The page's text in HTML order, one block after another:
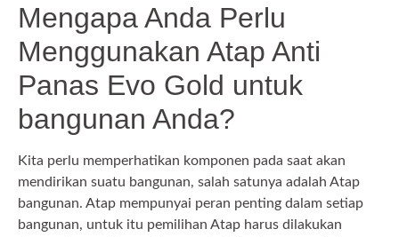
Mengapa Anda Perlu
Menggunakan Atap Anti
Panas Evo Gold untuk
bangunan Anda?
Kita perlu memperhatikan komponen pada saat akan
mendirikan suatu bangunan, salah satunya adalah Atap
bangunan. Atap mempunyai peran penting dalam setiap
bangunan, untuk itu pemilihan Atap harus dilakukan